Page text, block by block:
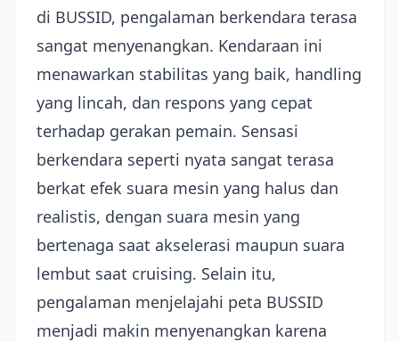
di BUSSID, pengalaman berkendara terasa
sangat menyenangkan. Kendaraan ini
menawarkan stabilitas yang baik, handling
yang lincah, dan respons yang cepat
terhadap gerakan pemain. Sensasi
berkendara seperti nyata sangat terasa
berkat efek suara mesin yang halus dan
realistis, dengan suara mesin yang
bertenaga saat akselerasi maupun suara
lembut saat cruising. Selain itu,
pengalaman menjelajahi peta BUSSID
menjadi makin menyenangkan karena